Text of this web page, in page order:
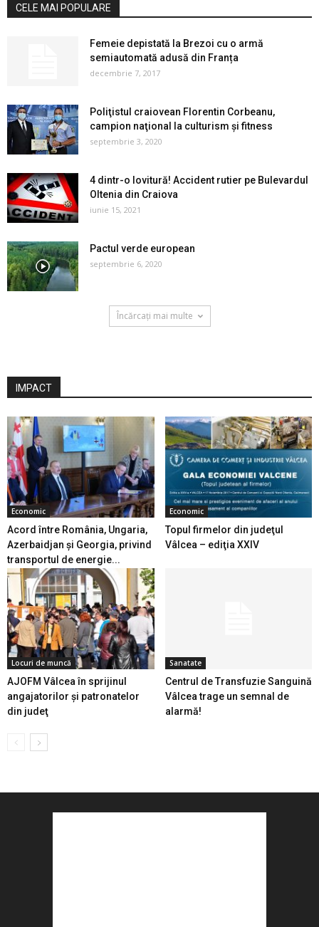
CELE MAI POPULARE
Femeie depistată la Brezoi cu o armă
semiautomată adusă din Franța
decembrie 7, 2017
Poliţistul craiovean Florentin Corbeanu,
campion naţional la culturism şi fitness
septembrie 3, 2020
4 dintr-o lovitură! Accident rutier pe Bulevardul
Oltenia din Craiova
iunie 15, 2021
Pactul verde european
septembrie 6, 2020
Încărcați mai multe
IMPACT
Economic
Acord între România, Ungaria,
Azerbaidjan și Georgia, privind
transportul de energie...
Economic
Topul firmelor din judeţul
Vâlcea – ediţia XXIV
Locuri de muncă
AJOFM Vâlcea în sprijinul
angajatorilor şi patronatelor
din judeţ
Sanatate
Centrul de Transfuzie Sanguină
Vâlcea trage un semnal de
alarmă!